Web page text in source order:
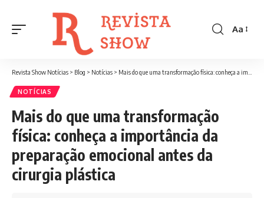
Font
Aa
Revista Show Notícias > Blog > Notícias > Mais do que uma transformação física: conheça a importância da preparação emocional antes da cirurgia plástica
NOTÍCIAS
Mais do que uma transformação
física: conheça a importância da
preparação emocional antes da
cirurgia plástica